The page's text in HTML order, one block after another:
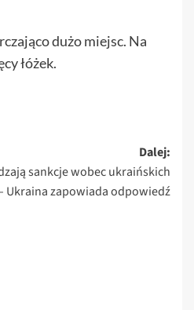
dużo miejsc. Na
łóżek.
Dalej:
sankcje wobec ukraińskich
Ukraina zapowiada odpowiedź